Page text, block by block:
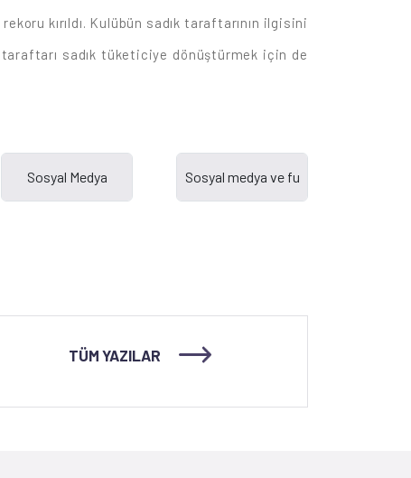
kırıldı. Kulübün sadık taraftarının ilgisini
sadık tüketiciye dönüştürmek için de
TÜM YAZILAR